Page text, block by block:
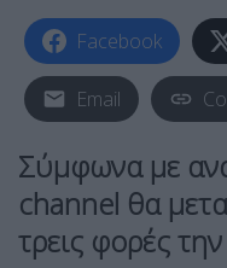
Facebook
Email
Σύμφωνα με
channel θα
τρεις φορές